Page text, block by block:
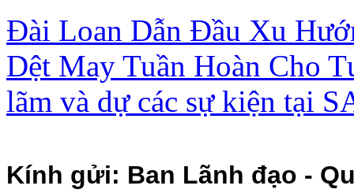
Đài Loan Dẫn Đầu Xu
Dệt May Tuần Hoàn Cho
lãm và dự các sự kiện tại
Kính gửi: Ban Lãnh đạo -